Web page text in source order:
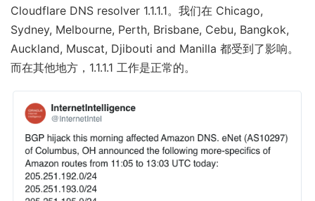
Cloudflare DNS resolver 1.1.1.1。我们在 Chicago,
Sydney, Melbourne, Perth, Brisbane, Cebu, Bangkok,
Auckland, Muscat, Djibouti and Manilla 都受到了影响。
而在其他地方，1.1.1.1 工作是正常的。